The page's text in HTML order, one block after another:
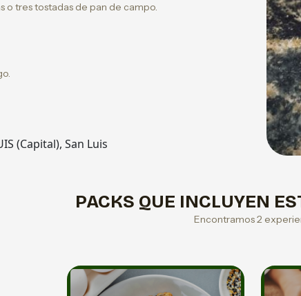
o tres tostadas de pan de campo.
(Capital), San Luis
PACKS QUE INCLUYEN
Encontramos 2